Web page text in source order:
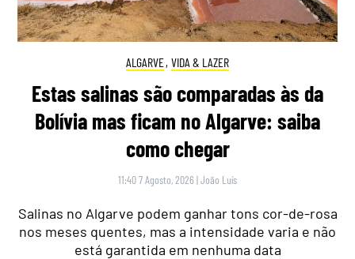
ALGARVE, VIDA & LAZER
Estas salinas são comparadas às da
Bolívia mas ficam no Algarve: saiba
como chegar
11:40 7 Agosto, 2026 |João Luís
Salinas no Algarve podem ganhar tons cor-de-rosa
nos meses quentes, mas a intensidade varia e não
está garantida em nenhuma data